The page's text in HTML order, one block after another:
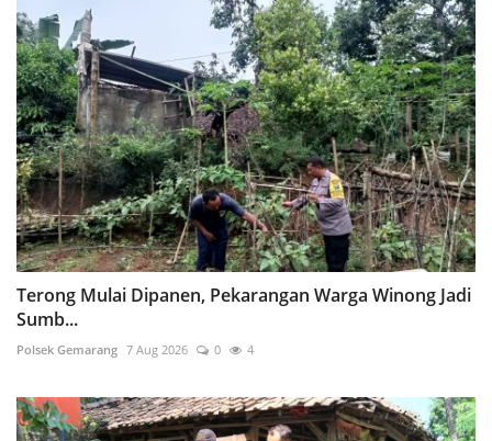
Terong Mulai Dipanen, Pekarangan Warga Winong Jadi
Sumb...
Polsek Gemarang 7 Aug 2026 0 4